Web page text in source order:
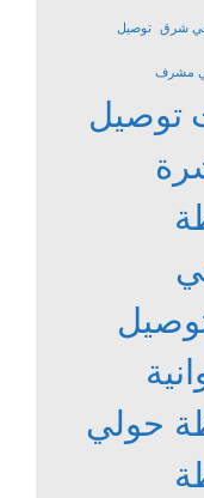
شرق توصيل
مشرف
توصيل
حولي